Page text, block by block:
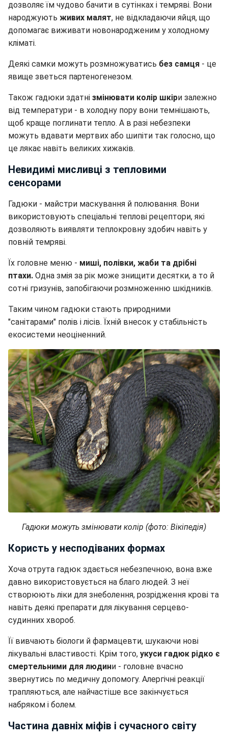
дозволяє їм чудово бачити в сутінках і темряві. Вони
народжують живих малят, не відкладаючи яйця, що
допомагає виживати новонародженим у холодному
кліматі.
Деякі самки можуть розмножуватись без самця - це
явище зветься партеногенезом.
Також гадюки здатні змінювати колір шкіри залежно
від температури - в холодну пору вони темнішають,
щоб краще поглинати тепло. А в разі небезпеки
можуть вдавати мертвих або шипіти так голосно, що
це лякає навіть великих хижаків.
Невидимі мисливці з тепловими
сенсорами
Гадюки - майстри маскування й полювання. Вони
використовують спеціальні теплові рецептори, які
дозволяють виявляти теплокровну здобич навіть у
повній темряві.
Їх головне меню - миші, полівки, жаби та дрібні
птахи. Одна змія за рік може знищити десятки, а то й
сотні гризунів, запобігаючи розмноженню шкідників.
Таким чином гадюки стають природними
"санітарами" полів і лісів. Їхній внесок у стабільність
екосистеми неоціненний.
Гадюки можуть змінювати колір (фото: Вікіпедія)
Користь у несподіваних формах
Хоча отрута гадюк здається небезпечною, вона вже
давно використовується на благо людей. З неї
створюють ліки для знеболення, розрідження крові та
навіть деякі препарати для лікування серцево-
судинних хвороб.
Її вивчають біологи й фармацевти, шукаючи нові
лікувальні властивості. Крім того, укуси гадюк рідко є
смертельними для людини - головне вчасно
звернутись по медичну допомогу. Алергічні реакції
трапляються, але найчастіше все закінчується
набряком і болем.
Частина давніх міфів і сучасного світу